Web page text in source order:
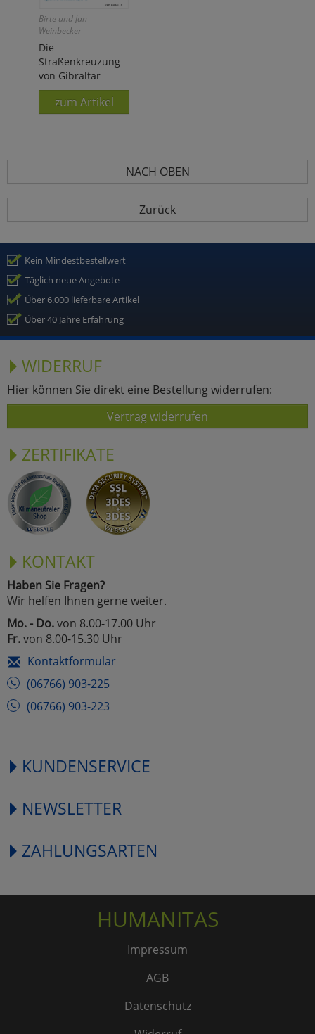
Birte und Jan
Weinbecker
Die
Straßenkreuzung
von Gibraltar
zum Artikel
NACH OBEN
Zurück
Kein Mindestbestellwert
Täglich neue Angebote
Über 6.000 lieferbare Artikel
Über 40 Jahre Erfahrung
WIDERRUF
Hier können Sie direkt eine Bestellung widerrufen:
Vertrag widerrufen
ZERTIFIKATE
KONTAKT
Haben Sie Fragen?
Wir helfen Ihnen gerne weiter.
Mo. - Do.von 8.00-17.00 Uhr
Fr.von 8.00-15.30 Uhr
Kontaktformular
(06766) 903-225
(06766) 903-223
KUNDENSERVICE
NEWSLETTER
ZAHLUNGSARTEN
HUMANITAS
Impressum
AGB
Datenschutz